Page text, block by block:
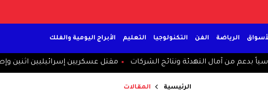
الرياضة الفن التكنولوجيا التعليم الأبراج اليومية والفلك
من آمال التهدئة ونتائج الشركات مقتل عسكريين إسرائيليين اثنين وإصابة 4 بانفجار عبوة في لبنان
الرئيسية المقالات